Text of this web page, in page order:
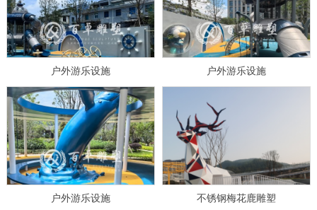
户外游乐设施
户外游乐设施
户外游乐设施
不锈钢梅花鹿雕塑